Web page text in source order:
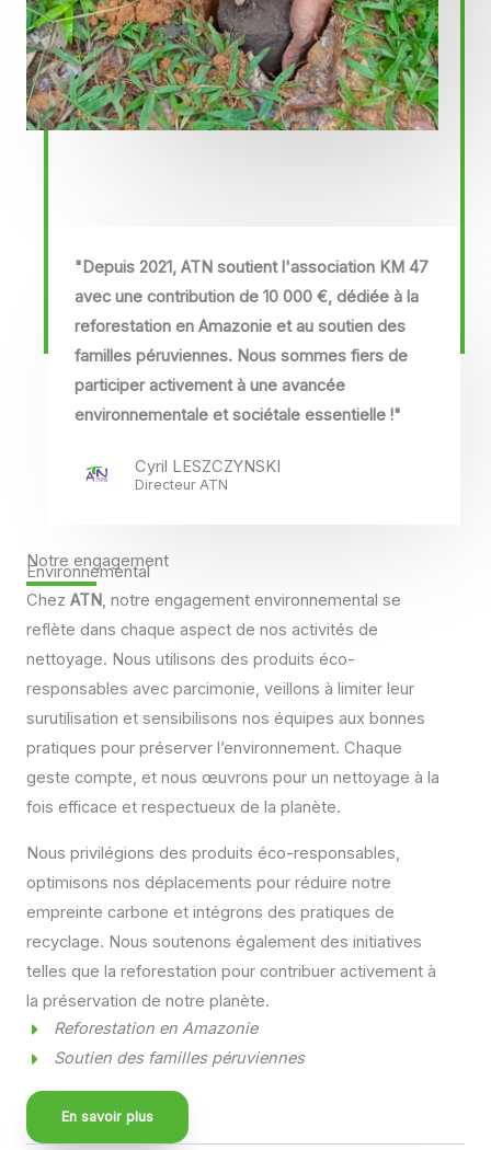
"Depuis 2021, ATN soutient l'association KM 47
avec une contribution de 10 000 €, dédiée à la
reforestation en Amazonie et au soutien des
familles péruviennes. Nous sommes fiers de
participer activement à une avancée
environnementale et sociétale essentielle !"
Cyril LESZCZYNSKI
Directeur ATN
Notre engagement
Environnemental
Chez ATN, notre engagement environnemental se
reflète dans chaque aspect de nos activités de
nettoyage. Nous utilisons des produits éco-
responsables avec parcimonie, veillons à limiter leur
surutilisation et sensibilisons nos équipes aux bonnes
pratiques pour préserver l’environnement. Chaque
geste compte, et nous œuvrons pour un nettoyage à la
fois efficace et respectueux de la planète.
Nous privilégions des produits éco-responsables,
optimisons nos déplacements pour réduire notre
empreinte carbone et intégrons des pratiques de
recyclage. Nous soutenons également des initiatives
telles que la reforestation pour contribuer activement à
la préservation de notre planète.
Reforestation en Amazonie
Soutien des familles péruviennes
En savoir plus